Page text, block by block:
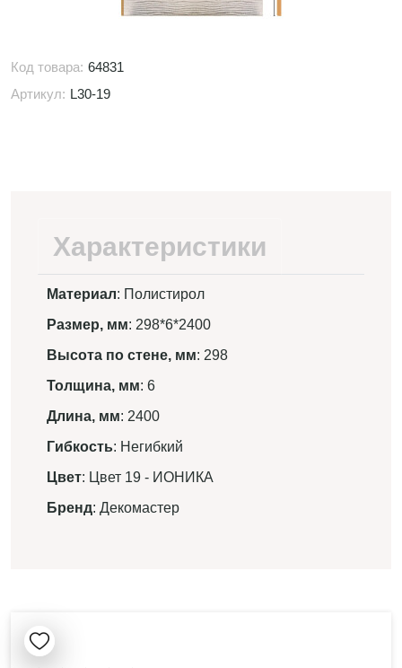
Код товара: 64831
Артикул: L30-19
Характеристики
Материал: Полистирол
Размер, мм: 298*6*2400
Высота по стене, мм: 298
Толщина, мм: 6
Длина, мм: 2400
Гибкость: Негибкий
Цвет: Цвет 19 - ИОНИКА
Бренд: Декомастер